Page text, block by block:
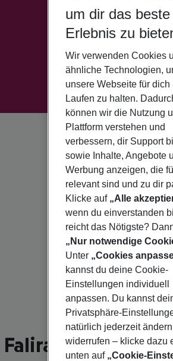
Faliraki - schönste
um dir das beste
Erlebnis zu
Wir verwenden Cookies
ähnliche Technologien,
unsere Webseite für dich
Laufen zu halten.
können wir die Nutzung
Plattform verstehen und
verbessern, dir Support
sowie Inhalte, Angebote
Werbung anzeigen, die
relevant sind und zu dir
Klicke auf „Alle
wenn du einverstanden
reicht das Nötigste?
„Nur notwendige
Unter „Cookies
kannst du deine Cookie-
Einstellungen individuell
anpassen. Du kannst
Privatsphäre-
natürlich jederzeit
widerrufen – klicke dazu
unten auf „Cookie-